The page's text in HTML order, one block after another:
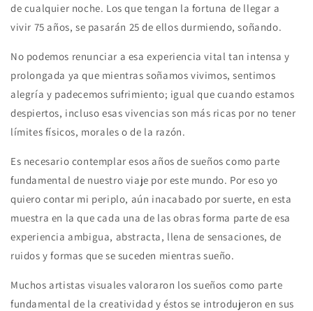
de cualquier noche. Los que tengan la fortuna de llegar a
vivir 75 años, se pasarán 25 de ellos durmiendo, soñando.
No podemos renunciar a esa experiencia vital tan intensa y
prolongada ya que mientras soñamos vivimos, sentimos
alegría y padecemos sufrimiento; igual que cuando estamos
despiertos, incluso esas vivencias son más ricas por no tener
límites físicos, morales o de la razón.
Es necesario contemplar esos años de sueños como parte
fundamental de nuestro viaje por este mundo. Por eso yo
quiero contar mi periplo, aún inacabado por suerte, en esta
muestra en la que cada una de las obras forma parte de esa
experiencia ambigua, abstracta, llena de sensaciones, de
ruidos y formas que se suceden mientras sueño.
Muchos artistas visuales valoraron los sueños como parte
fundamental de la creatividad y éstos se introdujeron en sus